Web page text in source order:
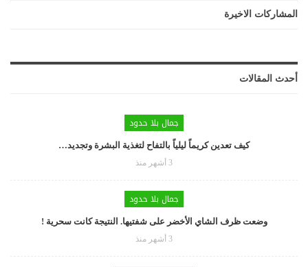
المشاركات الاخيرة
أحدث المقالات
جمال بلا حدود
كيف تعدين كريماً ليلياً بالتفاح لتغذية البشرة وتجديد…
3 أشهر منذ
جمال بلا حدود
وضعت ظرف الشاي الأخضر على شفتيها. النتيجة كانت سحرية !
3 أشهر منذ